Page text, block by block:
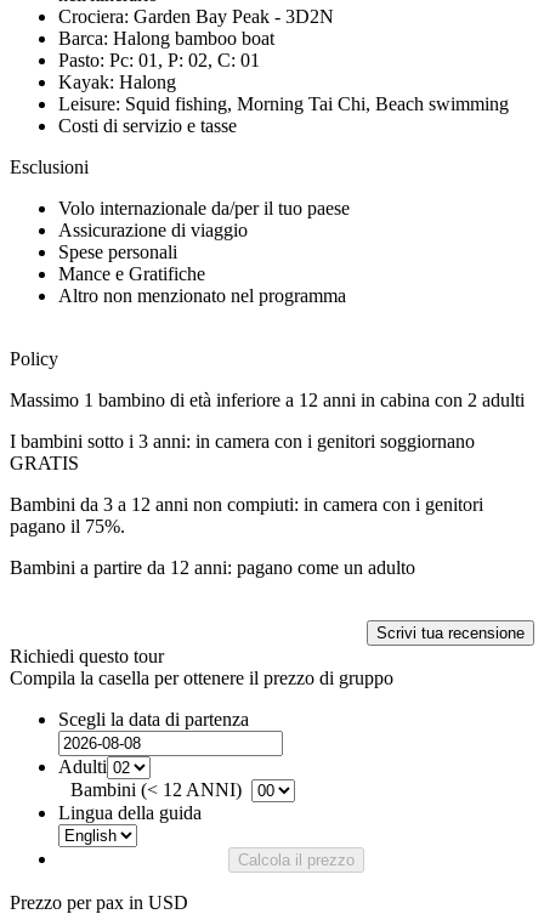
Crociera: Garden Bay Peak - 3D2N
Barca: Halong bamboo boat
Pasto: Pc: 01, P: 02, C: 01
Kayak: Halong
Leisure: Squid fishing, Morning Tai Chi, Beach swimming
Costi di servizio e tasse
Esclusioni
Volo internazionale da/per il tuo paese
Assicurazione di viaggio
Spese personali
Mance e Gratifiche
Altro non menzionato nel programma
Policy
Massimo 1 bambino di età inferiore a 12 anni in cabina con 2 adulti
I bambini sotto i 3 anni: in camera con i genitori soggiornano
GRATIS
Bambini da 3 a 12 anni non compiuti: in camera con i genitori
pagano il 75%.
Bambini a partire da 12 anni: pagano come un adulto
Scrivi tua recensione
Richiedi questo tour
Compila la casella per ottenere il prezzo di gruppo
Scegli la data di partenza
Adulti
Bambini (< 12 ANNI)
Lingua della guida
Calcola il prezzo
Prezzo per pax in USD